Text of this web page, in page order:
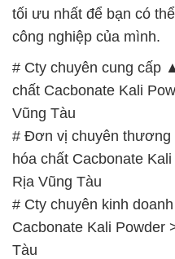
tối ưu nhất để bạn có
công nghiệp của mình.
# Cty chuyên cung cấp
chất Cacbonate Kali
Vũng Tàu
# Đơn vị chuyên thương
hóa chất Cacbonate
Rịa Vũng Tàu
# Cty chuyên kinh
Cacbonate Kali Powder
Tàu